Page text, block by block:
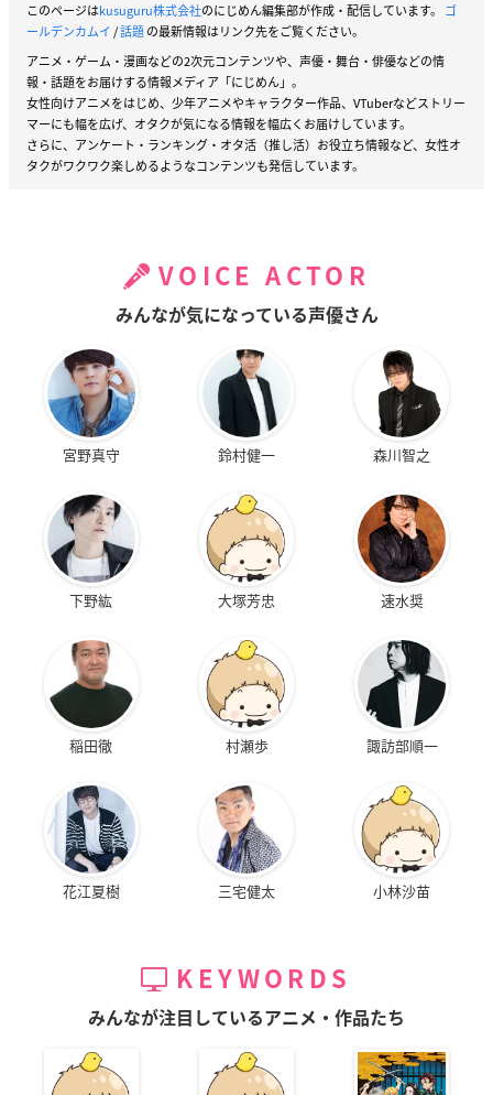
このページはkusuguru株式会社のにじめん編集部が作成・配信しています。 ゴ
ールデンカムイ/話題の最新情報はリンク先をご覧ください。
アニメ・ゲーム・漫画などの2次元コンテンツや、声優・舞台・俳優などの情
報・話題をお届けする情報メディア「にじめん」。
女性向けアニメをはじめ、少年アニメやキャラクター作品、VTuberなどストリー
マーにも幅を広げ、オタクが気になる情報を幅広くお届けしています。
さらに、アンケート・ランキング・オタ活（推し活）お役立ち情報など、女性オ
タクがワクワク楽しめるようなコンテンツも発信しています。
VOICE ACTOR
みんなが気になっている声優さん
宮野真守 鈴村健一 森川智之
下野紘 大塚芳忠 速水奨
稲田徹 村瀬歩 諏訪部順一
花江夏樹 三宅健太 小林沙苗
KEYWORDS
みんなが注目しているアニメ・作品たち